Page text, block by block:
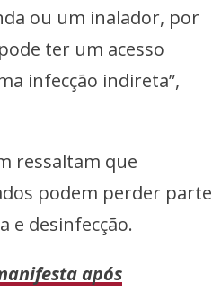
ou um inalador, por
ter um acesso
infecção indireta”,
ressaltam que
podem perder parte
e desinfecção.
após